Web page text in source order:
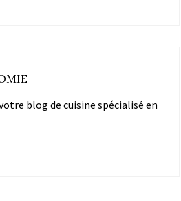
blog de cuisine spécialisé en